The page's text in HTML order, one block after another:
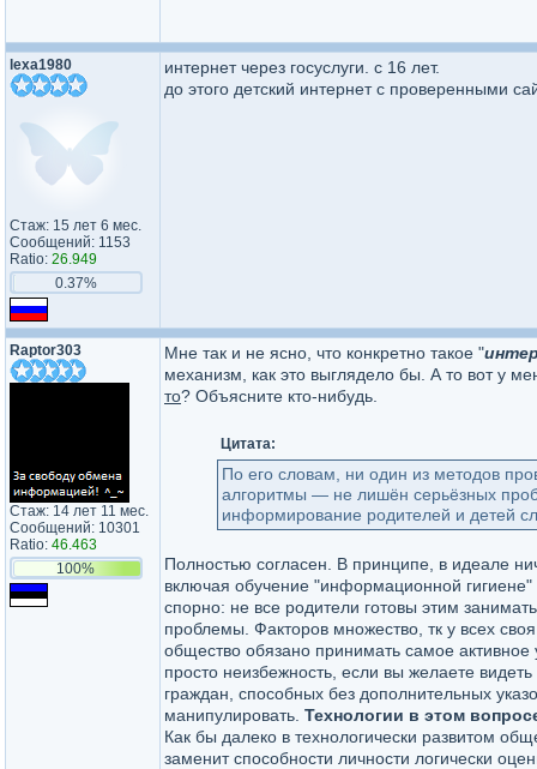
lexa1980
Стаж: 15 лет 6 мес.
Сообщений: 1153
Ratio: 26.949
0.37%
интернет через госуслуги. с 16 лет.
до этого детский интернет с проверенными
Raptor303
Стаж: 14 лет 11 мес.
Сообщений: 10301
Ratio: 46.463
100%
Мне так и не ясно, что конкретно такое "
механизм, как это выглядело бы. А то вот у
то? Объясните кто-нибудь.
Цитата:
По его словам, ни один из методов
алгоритмы — не лишён серьёзных
информирование родителей и детей
Полностью согласен. В принципе, в идеале
включая обучение "информационной
спорно: не все родители готовы этим
проблемы. Факторов множество, тк у всех
общество обязано принимать самое активное
просто неизбежность, если вы желаете
граждан, способных без дополнительных
манипулировать. Технологии в этом
Как бы далеко в технологически развитом
заменит способности личности логически